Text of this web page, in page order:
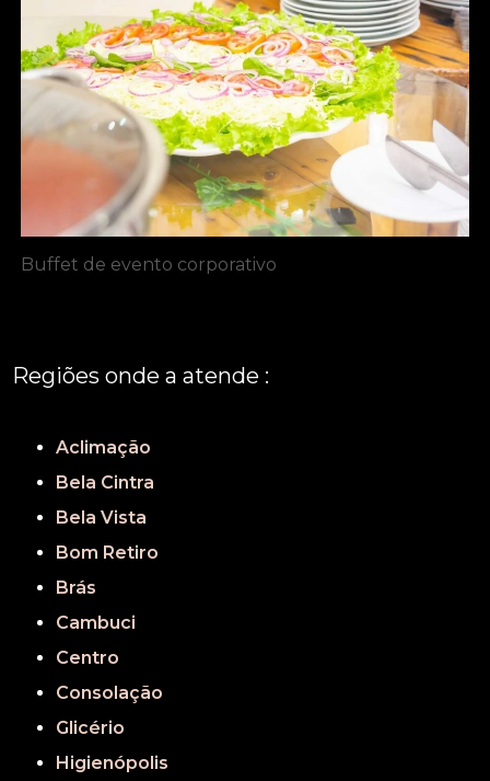
Buffet de evento corporativo
Regiões onde a atende :
Aclimação
Bela Cintra
Bela Vista
Bom Retiro
Brás
Cambuci
Centro
Consolação
Glicério
Higienópolis